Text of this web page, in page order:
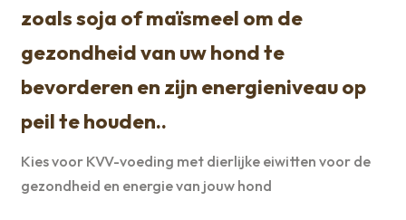
zoals soja of maïsmeel om de
gezondheid van uw hond te
bevorderen en zijn energieniveau op
peil te houden..
Kies voor KVV-voeding met dierlijke eiwitten voor de
gezondheid en energie van jouw hond